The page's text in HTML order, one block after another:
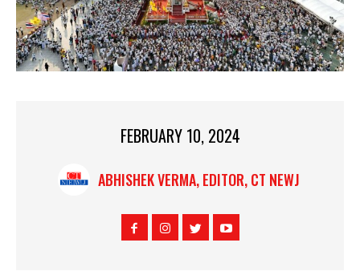
FEBRUARY 10, 2024
ABHISHEK VERMA, EDITOR, CT NEWJ